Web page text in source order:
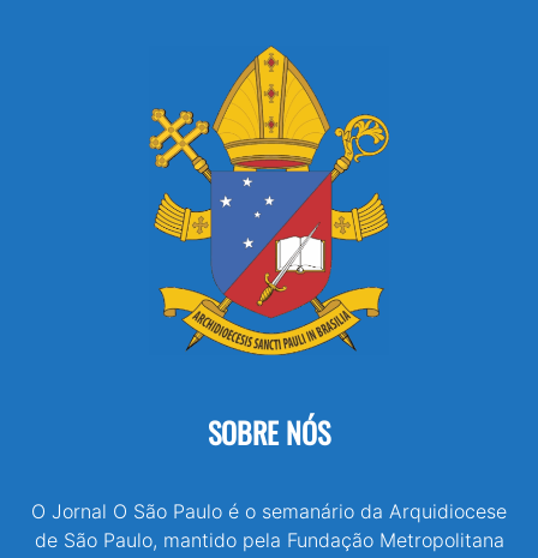
SOBRE NÓS
O Jornal O São Paulo é o semanário da Arquidiocese
de São Paulo, mantido pela Fundação Metropolitana